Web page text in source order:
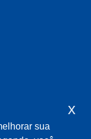
sua
x